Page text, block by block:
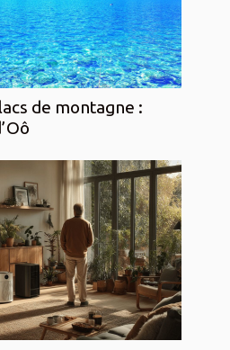
de montagne :